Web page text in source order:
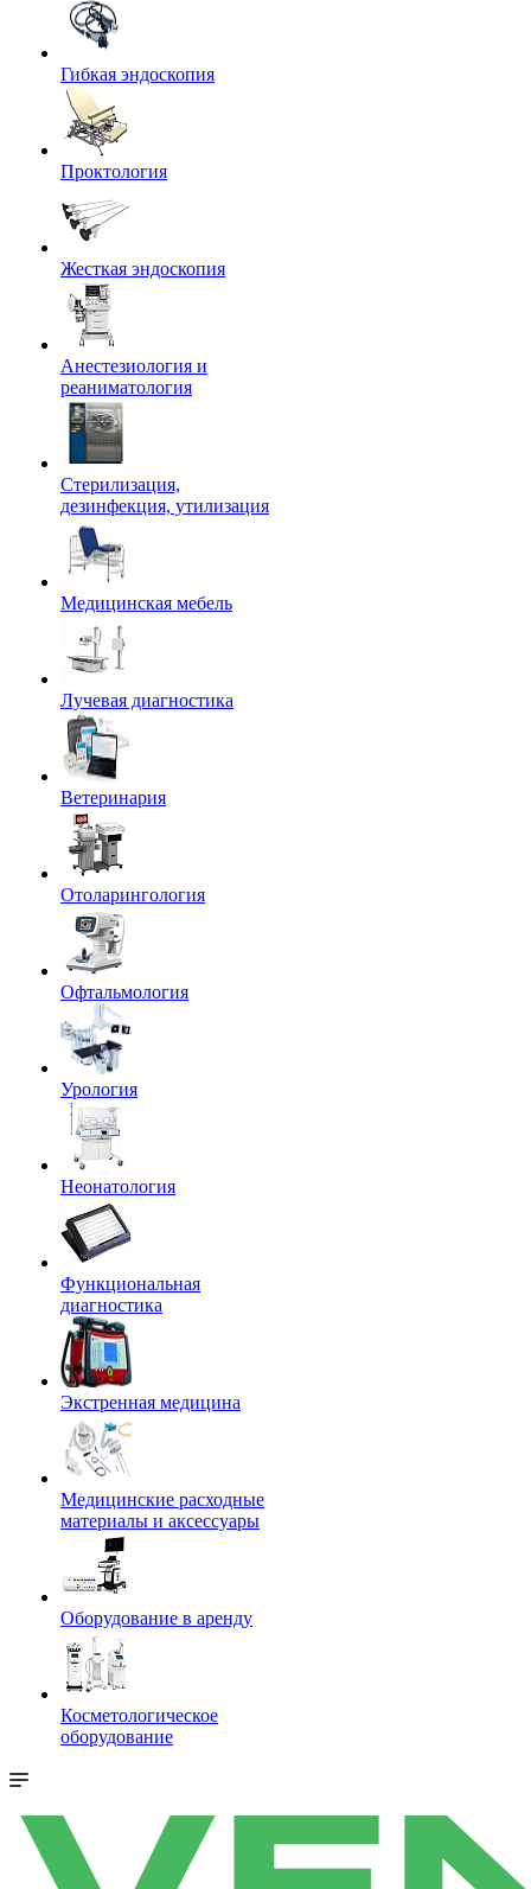
Гибкая эндоскопия
Проктология
Жесткая эндоскопия
Анестезиология и
реаниматология
Стерилизация,
дезинфекция, утилизация
Медицинская мебель
Лучевая диагностика
Ветеринария
Отоларингология
Офтальмология
Урология
Неонатология
Функциональная
диагностика
Экстренная медицина
Медицинские расходные
материалы и аксессуары
Оборудование в аренду
Косметологическое
оборудование